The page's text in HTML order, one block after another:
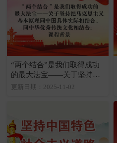
“两个结合”是我们取得成功
的最大法宝——关于坚持把
马克思主义基本原理同中国
更新日期：2025-11-02